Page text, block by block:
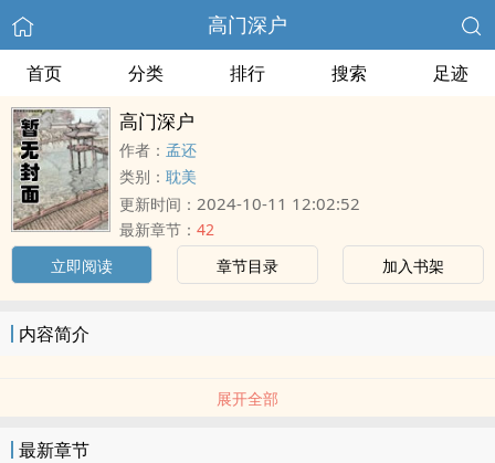
高门深户
首页 分类 排行 搜索 足迹
高门深户
作者： 孟还
类别： 耽美
更新时间： 2024-10-11 12:02:52
最新章节： 42
立即阅读
章节目录 加入书架
内容简介
展开全部
最新章节